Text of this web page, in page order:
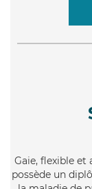
Gaie, flexible et
possède un